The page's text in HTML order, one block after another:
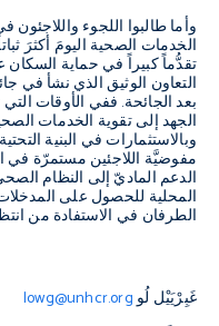
وأما طالبوا اللجوء
الخدمات الصحية اليومَ أكثرَ
تقدُّماً كبيراً في حماية
بعد الجائحة. ففي الأوقات
الجهد إلى تقوية الخدمات
وبالاستثمارات في البنية
مفوضيَّة اللاجئين مستمرّة
الدعم الماديّ إلى النظام
المحلية للحصول على
الطرفان في الاستفادة من
غَبِرْيَيْل لُوlowg@unhcr.org